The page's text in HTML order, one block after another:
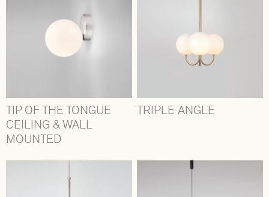
TIP OF THE TONGUE
CEILING & WALL
MOUNTED
TRIPLE ANGLE